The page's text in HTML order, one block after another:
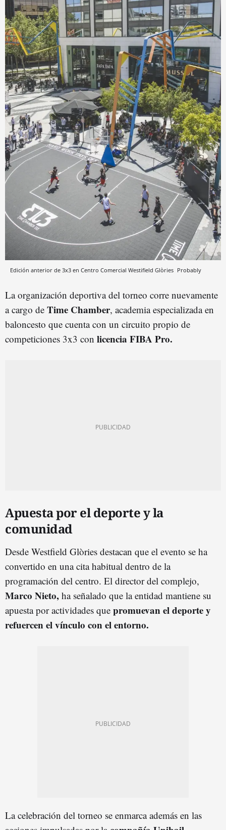
Edición anterior de 3x3 en Centro Comercial Westifield Glòries Probably
La organización deportiva del torneo corre nuevamente
a cargo de Time Chamber, academia especializada en
baloncesto que cuenta con un circuito propio de
competiciones 3x3 con licencia FIBA Pro.
Apuesta por el deporte y la
comunidad
Desde Westfield Glòries destacan que el evento se ha
convertido en una cita habitual dentro de la
programación del centro. El director del complejo,
Marco Nieto, ha señalado que la entidad mantiene su
apuesta por actividades que promuevan el deporte y
refuercen el vínculo con el entorno.
La celebración del torneo se enmarca además en las